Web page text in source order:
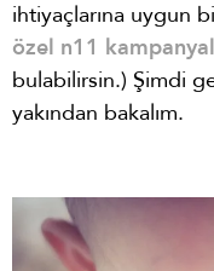
ihtiyaçlarına uygun
özel n11
bulabilirsin.) Şimdi
yakından bakalım.